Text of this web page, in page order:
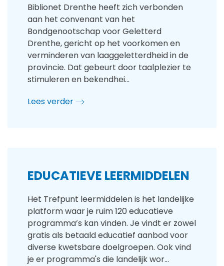
Biblionet Drenthe heeft zich verbonden
aan het convenant van het
Bondgenootschap voor Geletterd
Drenthe, gericht op het voorkomen en
verminderen van laaggeletterdheid in de
provincie. Dat gebeurt door taalplezier te
stimuleren en bekendhei…
Lees verder
EDUCATIEVE LEERMIDDELEN
Het Trefpunt leermiddelen is het landelijke
platform waar je ruim 120 educatieve
programma’s kan vinden. Je vindt er zowel
gratis als betaald educatief aanbod voor
diverse kwetsbare doelgroepen. Ook vind
je er programma's die landelijk wor…